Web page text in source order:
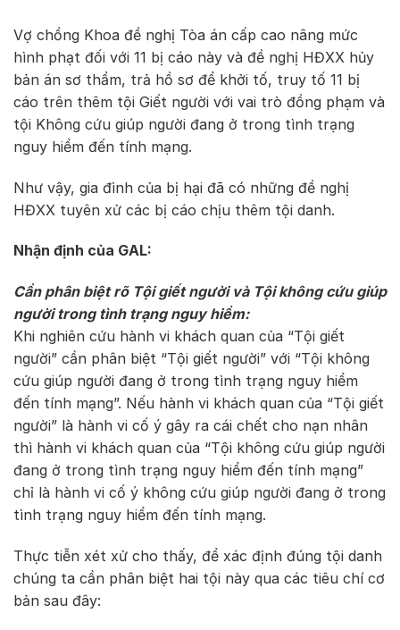
Vợ chồng Khoa đề nghị Tòa án cấp cao nâng mức
hình phạt đối với 11 bị cáo này và đề nghị HĐXX hủy
bản án sơ thẩm, trả hồ sơ để khởi tố, truy tố 11 bị
cáo trên thêm tội Giết người với vai trò đồng phạm và
tội Không cứu giúp người đang ở trong tình trạng
nguy hiểm đến tính mạng.
Như vậy, gia đình của bị hại đã có những đề nghị
HĐXX tuyên xử các bị cáo chịu thêm tội danh.
Nhận định của GAL:
Cần phân biệt rõ Tội giết người và Tội không cứu giúp
người trong tình trạng nguy hiểm:
Khi nghiên cứu hành vi khách quan của “Tội giết
người” cần phân biệt “Tội giết người” với “Tội không
cứu giúp người đang ở trong tình trạng nguy hiểm
đến tính mạng”. Nếu hành vi khách quan của “Tội giết
người” là hành vi cố ý gây ra cái chết cho nạn nhân
thì hành vi khách quan của “Tội không cứu giúp người
đang ở trong tình trạng nguy hiểm đến tính mạng”
chỉ là hành vi cố ý không cứu giúp người đang ở trong
tình trạng nguy hiểm đến tính mạng.
Thực tiễn xét xử cho thấy, để xác định đúng tội danh
chúng ta cần phân biệt hai tội này qua các tiêu chí cơ
bản sau đây: